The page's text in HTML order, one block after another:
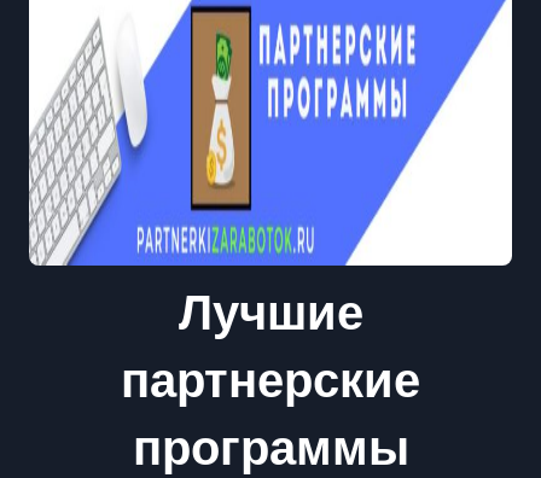
Лучшие
партнерские
программы